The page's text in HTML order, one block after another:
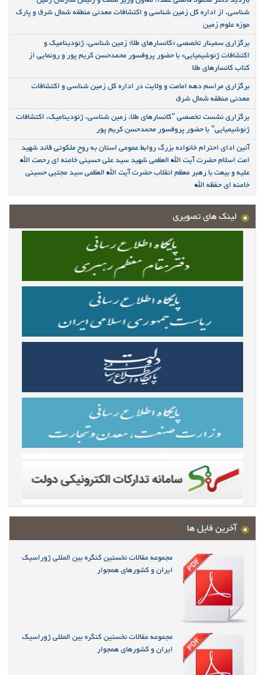
شناسی، از اداره کل زمین شناسی و اکتشافات معدنی منطقه شمال شرق و پارک
موزه علوم زمین
برگزاری سمینار تخصصی «کانسارهای طلا؛ زمین شناسی، ژئودینامیک و
اکتشافات ژئوشیمیایی» با حضور پروفسور محمدحسن کریم پور و رونمایی از
کتاب کانسارهای طلا
برگزاری مراسم دهه امامت و ولایت در اداره کل زمین شناسی و اکتشافات
معدنی منطقه شمال شرق
برگزاری نشست تخصصی "کانسارهای طلا، زمین شناسی، ژئودینامیک، اکتشافات
ژئوشیمیایی" با حضور پروفسور محمدحسن کریم پور
آئین ادای احترام خانواده بزرگ روابط عمومی استان به روح ملکوتی قائد شهید
امت اسلام حضرت آیت الله العظمی شهید سید علی حسینی خامنه ای رحمت الله
علیه و بیعت با رهبر معظم انقلاب حضرت آیت الله العظمی سید مجتبی حسینی
خامنه ای حفظه الله
لینک های تصویری
آخرین فایل ها
مجموعه مقالات نخستین کنگره بین المللی ژوراسیک
ایران و کشورهای همجوار
مجموعه مقالات نخستین کنگره بین المللی ژوراسیک
ایران و کشورهای همجوار